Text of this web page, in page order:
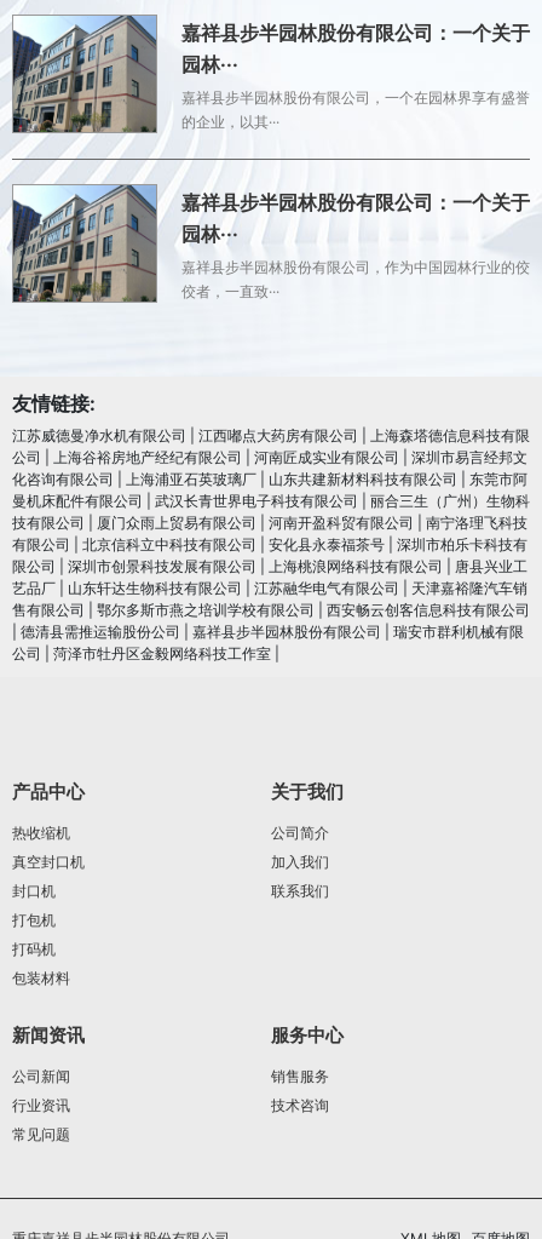
嘉祥县步半园林股份有限公司：一个关于
园林···
嘉祥县步半园林股份有限公司，一个在园林界享有盛誉
的企业，以其···
嘉祥县步半园林股份有限公司：一个关于
园林···
嘉祥县步半园林股份有限公司，作为中国园林行业的佼
佼者，一直致···
友情链接:
江苏威德曼净水机有限公司 江西嘟点大药房有限公司
上海森塔德信息科技有限
公司
上海谷裕房地产经纪有限公司 河南匠成实业有限公司
深圳市易言经邦文
化咨询有限公司
上海浦亚石英玻璃厂 山东共建新材料科技有限公司
东莞市阿
曼机床配件有限公司
武汉长青世界电子科技有限公司
丽合三生（广州）生物科
技有限公司
厦门众雨上贸易有限公司 河南开盈科贸有限公司
南宁洛理飞科技
有限公司
北京信科立中科技有限公司 安化县永泰福茶号
深圳市柏乐卡科技有
限公司
深圳市创景科技发展有限公司 上海桃浪网络科技有限公司
唐县兴业工
艺品厂
山东轩达生物科技有限公司 江苏融华电气有限公司
天津嘉裕隆汽车销
售有限公司
鄂尔多斯市燕之培训学校有限公司
西安畅云创客信息科技有限公司
德清县需推运输股份公司 嘉祥县步半园林股份有限公司
瑞安市群利机械有限
公司
菏泽市牡丹区金毅网络科技工作室
产品中心
热收缩机
真空封口机
封口机
打包机
打码机
包装材料
关于我们
公司简介
加入我们
联系我们
新闻资讯
公司新闻
行业资讯
常见问题
服务中心
销售服务
技术咨询